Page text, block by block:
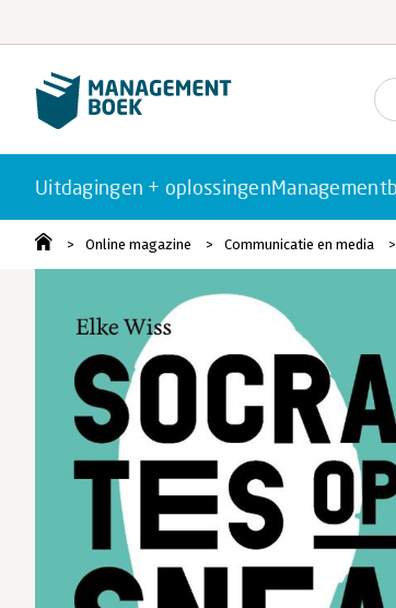
Uitdagingen + oplossingen
Online magazine Communicatie en media